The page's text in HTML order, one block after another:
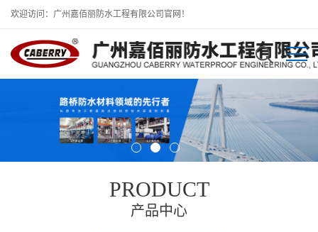
欢迎访问：广州嘉佰丽防水工程有限公司官网！
PRODUCT
产品中心